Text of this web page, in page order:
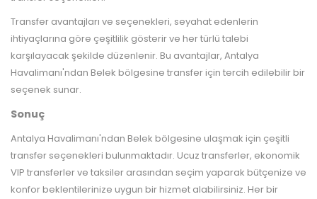
Transfer avantajları ve seçenekleri, seyahat edenlerin
ihtiyaçlarına göre çeşitlilik gösterir ve her türlü talebi
karşılayacak şekilde düzenlenir. Bu avantajlar, Antalya
Havalimanı'ndan Belek bölgesine transfer için tercih edilebilir bir
seçenek sunar.
Sonuç
Antalya Havalimanı'ndan Belek bölgesine ulaşmak için çeşitli
transfer seçenekleri bulunmaktadır. Ucuz transferler, ekonomik
VIP transferler ve taksiler arasından seçim yaparak bütçenize ve
konfor beklentilerinize uygun bir hizmet alabilirsiniz. Her bir